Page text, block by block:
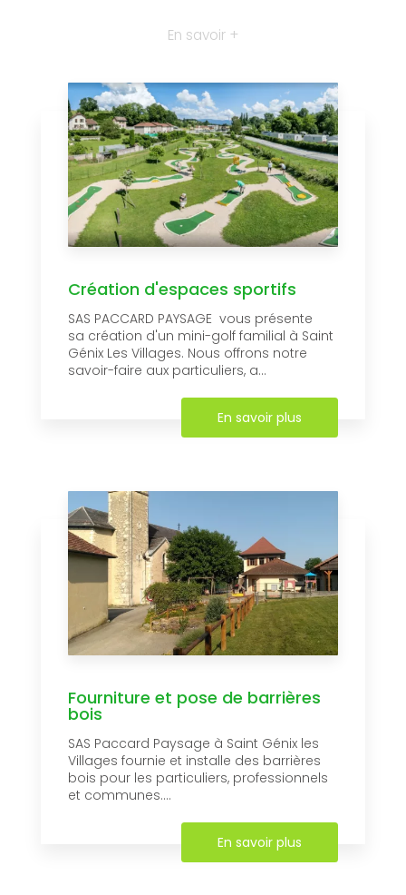
En savoir +
Création d'espaces sportifs
SAS PACCARD PAYSAGE vous présente
sa création d'un mini-golf familial à Saint
Génix Les Villages. Nous offrons notre
savoir-faire aux particuliers, a...
En savoir plus
Fourniture et pose de barrières
bois
SAS Paccard Paysage à Saint Génix les
Villages fournie et installe des barrières
bois pour les particuliers, professionnels
et communes....
En savoir plus